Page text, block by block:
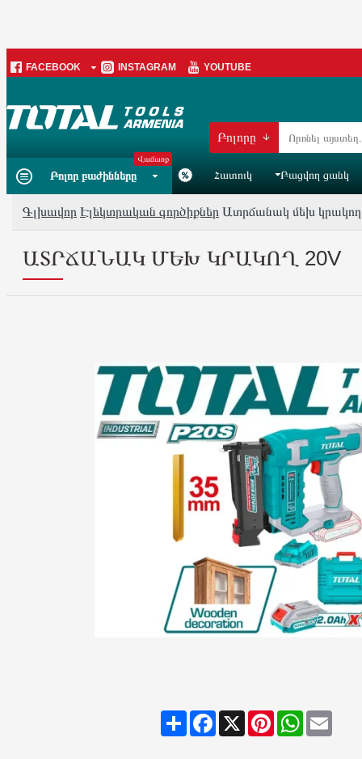
FACEBOOK INSTAGRAM YOUTUBE
Բոլորը
Բոլոր բաժինները
Վաճառք
Հատուկ Բացվող ցանկ
Գլխավոր Էլեկտրական գործիքներ Ատրճանակ մեխ
ԱՏՐՃԱՆԱԿ ՄԵԽ ԿՐԱԿՈՂ 20V
ShareFacebook
X PinterestWhatsApp